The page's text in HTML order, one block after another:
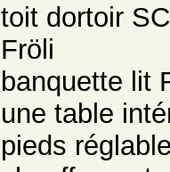
toit dortoir
Fröli
banquette lit
une table
pieds